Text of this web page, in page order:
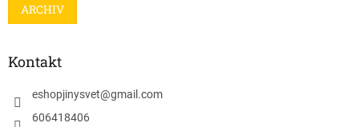
ARCHIV
Kontakt
eshopjinysvet@gmail.com
606418406